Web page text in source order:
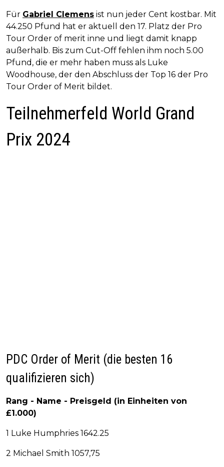
Für Gabriel Clemens ist nun jeder Cent kostbar. Mit
44.250 Pfund hat er aktuell den 17. Platz der Pro
Tour Order of merit inne und liegt damit knapp
außerhalb. Bis zum Cut-Off fehlen ihm noch 5.00
Pfund, die er mehr haben muss als Luke
Woodhouse, der den Abschluss der Top 16 der Pro
Tour Order of Merit bildet.
Teilnehmerfeld World Grand
Prix 2024
PDC Order of Merit (die besten 16
qualifizieren sich)
Rang - Name - Preisgeld (in Einheiten von
£1.000)
1 Luke Humphries 1642.25
2 Michael Smith 1057,75